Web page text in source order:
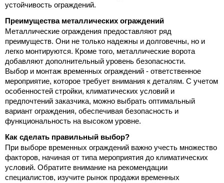
устойчивость ограждений.
Преимущества металлических ограждений
Металлические ограждения предоставляют ряд
преимуществ. Они не только надежны и долговечны, но и
легко монтируются. Кроме того, металлические ворота
добавляют дополнительный уровень безопасности.
Выбор и монтаж временных ограждений - ответственное
мероприятие, которое требует внимания к деталям. С учетом
особенностей стройки, климатических условий и
предпочтений заказчика, можно выбрать оптимальный
вариант ограждения, обеспечивая безопасность и
функциональность на высоком уровне.
Как сделать правильный выбор?
При выборе временных ограждений важно учесть множество
факторов, начиная от типа мероприятия до климатических
условий. Обратите внимание на рекомендации
специалистов, изучите рынок продажи временных